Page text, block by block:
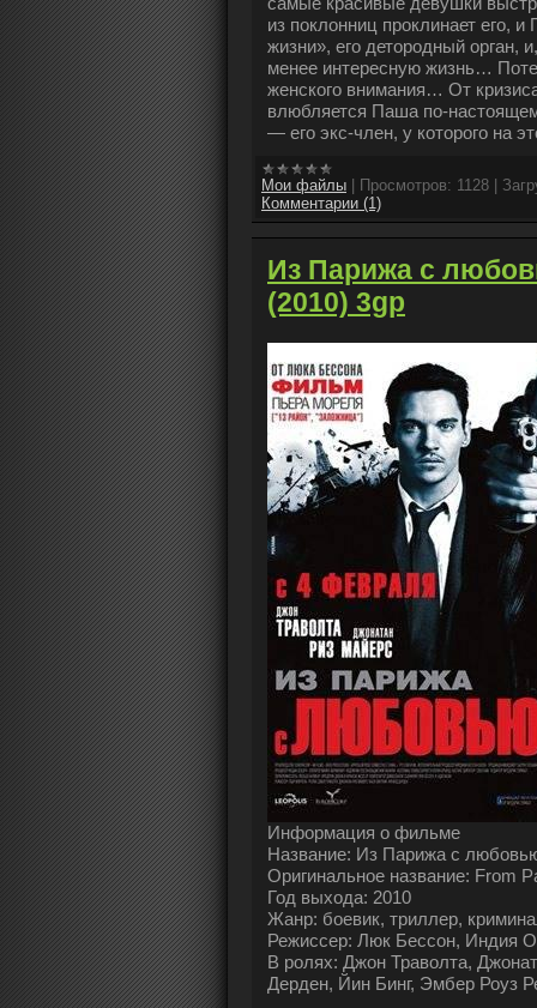
из поклонниц проклинает его,
жизни», его детородный орган,
менее интересную жизнь…
женского внимания… От
влюбляется Паша по-
— его экс-член, у которого на
Мои файлы Просмотров: 1128
Комментарии (1)
Из Парижа с
(2010) 3gp
Информация о фильме
Название: Из Парижа с
Оригинальное название: From
Год выхода: 2010
Жанр: боевик, триллер,
Режиссер: Люк Бессон, Индия
В ролях: Джон Траволта,
Дерден, Йин Бинг, Эмбер Роуз